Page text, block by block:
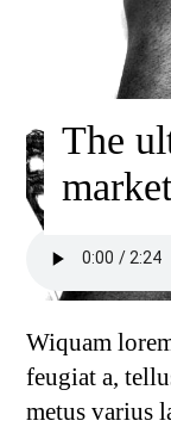
The
Wiquam
feugiat a,
metus varius